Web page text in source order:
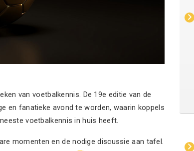
van voetbalkennis. De 19e editie van de
en fanatieke avond te worden, waarin koppels
voetbalkennis in huis heeft.
momenten en de nodige discussie aan tafel.